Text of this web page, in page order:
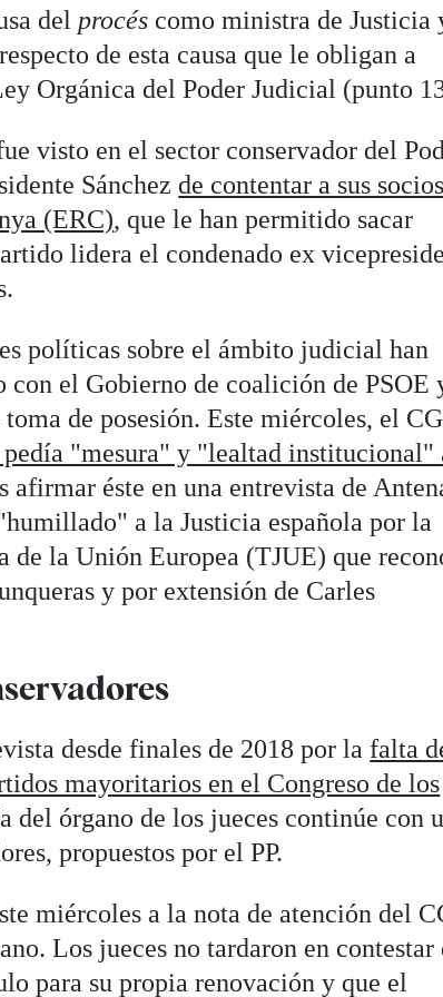
del procés como ministra de Justicia
de esta causa que le obligan a
Orgánica del Poder Judicial (punto
visto en el sector conservador del
Sánchezde contentar a sus
(ERC), que le han permitido sacar
lidera el condenado ex
políticas sobre el ámbito judicial han
con el Gobierno de coalición de PSOE
de posesión. Este miércoles, el
pedía "mesura" y "lealtad institucional"
afirmar éste en una entrevista de
a la Justicia española por la
de la Unión Europea (TJUE) que
y por extensión de Carles
desde finales de 2018 por lafalta
mayoritarios en el Congreso de los
del órgano de los jueces continúe con
propuestos por el PP.
miércoles a la nota de atención del
Los jueces no tardaron en contestar
para su propia renovación y que el